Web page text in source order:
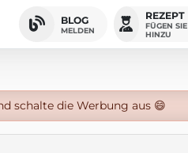
BLOG
MELDEN
REZEPT
FÜGEN SIE
HINZU
schalte die Werbung aus 😄